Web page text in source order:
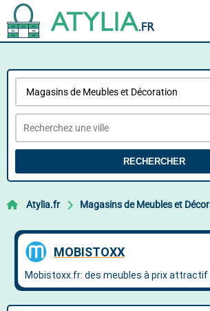
RECHERCHER
Atylia.fr Magasins de Meubles et